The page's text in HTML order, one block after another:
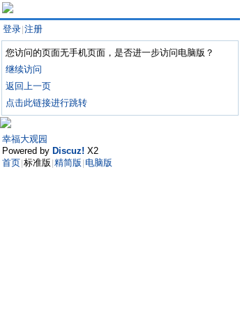
登录 注册
您访问的页面无手机页面，是否进一步访问电脑版？
继续访问
返回上一页
点击此链接进行跳转
幸福大观园
Powered by Discuz! X2
首页 标准版 精简版 电脑版